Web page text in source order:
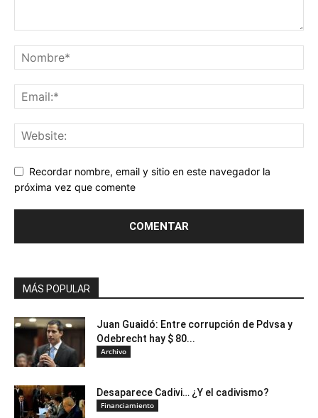
Recordar nombre, email y sitio en este navegador la
próxima vez que comente
MÁS POPULAR
Juan Guaidó: Entre corrupción de Pdvsa y
Odebrecht hay $ 80...
Archivo
Desaparece Cadivi… ¿Y el cadivismo?
Financiamiento